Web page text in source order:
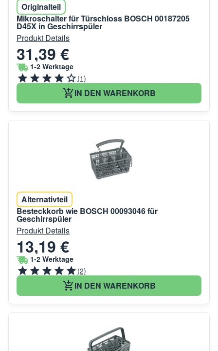
Originalteil
Mikroschalter für Türschloss BOSCH 00187205
D45X in Geschirrspüler
Produkt Details
31,39 €
1-2 Werktage
(1)
IN DEN WARENKORB
Alternativteil
Besteckkorb wie BOSCH 00093046 für
Geschirrspüler
Produkt Details
13,19 €
1-2 Werktage
(2)
IN DEN WARENKORB